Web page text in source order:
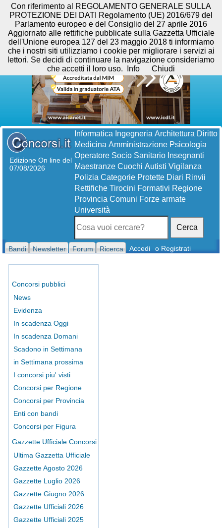
Edizione On line del
07/08/2026
Informatica Ingegneria Architettura Diritto
Medicina Amministrazione Psicologia
Operatore Socio Sanitario Insegnanti
Maestranze Cuochi Autisti Vigilanza
Polizia Categorie Protette Diari Rinvii
Rettifiche Tirocini Formativi Regione
Provincia Comuni Forze armate
Università
Cerca
Bandi Newsletter Forum Ricerca Accedi o Registrati
Concorsi pubblici
News
Evidenza
In scadenza Oggi
In scadenza Domani
Scadono in Settimana
in Settimana prossima
I concorsi piu' visti
Concorsi per Regione
Concorsi per Provincia
Enti con bandi
Concorsi per Figura
Gazzette Ufficiale Concorsi
Ultima Gazzetta Ufficiale
Gazzette Agosto 2026
Gazzette Luglio 2026
Gazzette Giugno 2026
Gazzette Ufficiali 2026
Gazzette Ufficiali 2025
Con riferimento al REGOLAMENTO GENERALE SULLA
PROTEZIONE DEI DATI Regolamento (UE) 2016/679 del
Parlamento europeo e del Consiglio del 27 aprile 2016
Aggiornato alle rettifiche pubblicate sulla Gazzetta Ufficiale
dell'Unione europea 127 del 23 maggio 2018 ti informiamo
che i nostri siti utilizziamo i cookie per migliorare i servizi ai
lettori. Se decidi di continuare la navigazione consideriamo
che accetti il loro uso.
Info Chiudi